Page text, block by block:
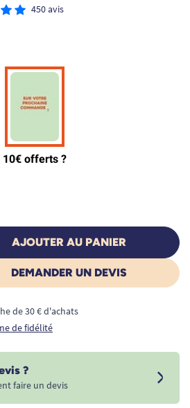
450 avis
AJOUTER AU PANIER
DEMANDER UN DEVIS
de 30 € d'achats
de fidélité
?
faire un devis